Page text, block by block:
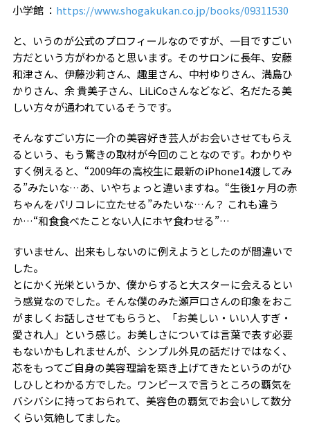
小学館 ： https://www.shogakukan.co.jp/books/09311530
と、いうのが公式のプロフィールなのですが、一目ですごい
方だという方がわかると思います。そのサロンに長年、安藤
和津さん、伊藤沙莉さん、趣里さん、中村ゆりさん、満島ひ
かりさん、余 貴美子さん、LiLiCoさんなどなど、名だたる美
しい方々が通われているそうです。
そんなすごい方に一介の美容好き芸人がお会いさせてもらえ
るという、もう驚きの取材が今回のことなのです。わかりや
すく例えると、“2009年の高校生に最新のiPhone14渡してみ
る”みたいな…あ、いやちょっと違いますね。“生後1ヶ月の赤
ちゃんをパリコレに立たせる”みたいな…ん？ これも違う
か…“和食食べたことない人にホヤ食わせる”…
すいません、出来もしないのに例えようとしたのが間違いで
した。
とにかく光栄というか、僕からすると大スターに会えるとい
う感覚なのでした。そんな僕のみた瀬戸口さんの印象をおこ
がましくお話しさせてもらうと、「お美しい・いい人すぎ・
愛され人」という感じ。お美しさについては言葉で表す必要
もないかもしれませんが、シンプル外見の話だけではなく、
芯をもってご自身の美容理論を築き上げてきたというのがひ
しひしとわかる方でした。ワンピースで言うところの覇気を
バシバシに持っておられて、美容色の覇気でお会いして数分
くらい気絶してました。